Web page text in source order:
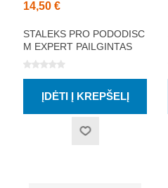
14,50 €
STALEKS PRO PODODISC
M EXPERT PAILGINTAS
PEDIKIŪRO DISKAS SU
VNT (20 MM)